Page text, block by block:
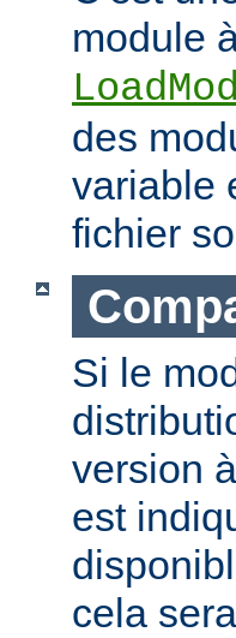
module
des
variable
fichier
Si le
version
est
cela